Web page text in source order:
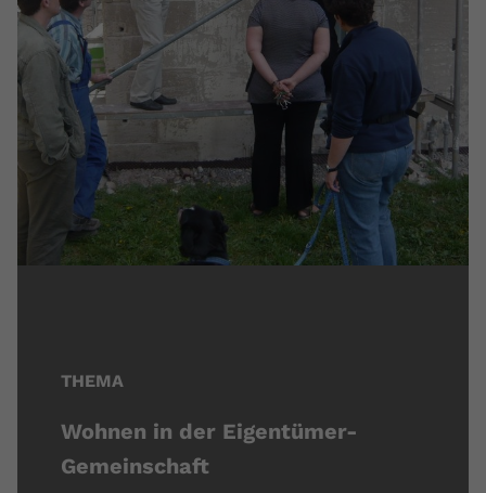
THEMA
Wohnen in der Eigentümer-
Gemeinschaft